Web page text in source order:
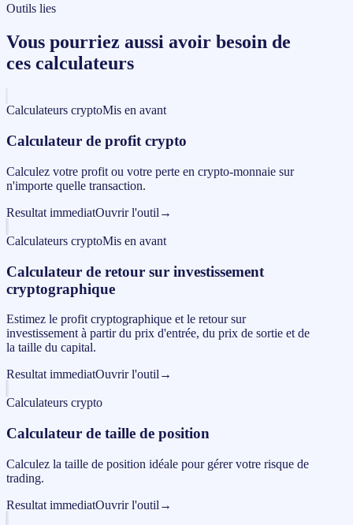
Outils lies
Vous pourriez aussi avoir besoin de
ces calculateurs
Calculateurs cryptoMis en avant
Calculateur de profit crypto
Calculez votre profit ou votre perte en crypto-monnaie sur
n'importe quelle transaction.
Resultat immediatOuvrir l'outil →
Calculateurs cryptoMis en avant
Calculateur de retour sur investissement
cryptographique
Estimez le profit cryptographique et le retour sur
investissement à partir du prix d'entrée, du prix de sortie et de
la taille du capital.
Resultat immediatOuvrir l'outil →
Calculateurs crypto
Calculateur de taille de position
Calculez la taille de position idéale pour gérer votre risque de
trading.
Resultat immediatOuvrir l'outil →